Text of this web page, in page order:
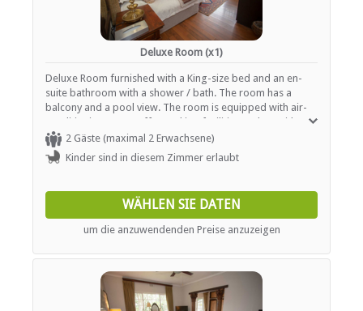
Deluxe Room (x1)
Deluxe Room furnished with a King-size bed and an en-
suite bathroom with a shower / bath. The room has a
balcony and a pool view. The room is equipped with air-
conditioning, tea / coffee making facilities and TV with
DSTV.2 Gäste (maximal 2 Erwachsene)
Kinder sind in diesem Zimmer erlaubt
WÄHLEN SIE DATEN
um die anzuwendenden Preise anzuzeigen